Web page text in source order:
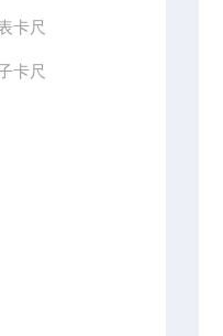
卡尺
卡尺